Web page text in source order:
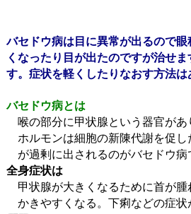
バ
バセドウ病は目に異常が出るので
くなったり 目が出たのですが治せ
す。症状を軽くしたりなおす方法は
バセドウ病とは
喉の部分に甲状腺という器官が
ホルモンは細胞の新陳代謝を促
が過剰に出されるのがバセドウ病
全身症状は
甲状腺が大きくなるために首が
かきやすくなる。下痢などの症状